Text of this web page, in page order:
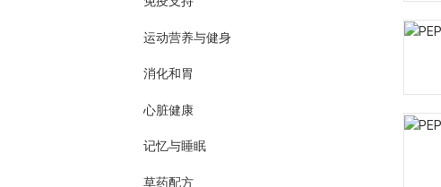
运动营养与健身
消化和胃
心脏健康
记忆与睡眠
草药配方